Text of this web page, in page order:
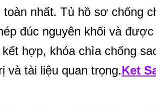
toàn nhất. Tủ hồ sơ chống
đúc nguyên khối và
hợp, khóa chìa chống
và tài liệu quan trọng.Ket